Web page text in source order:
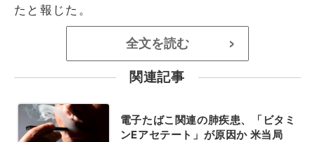
たと報じた。
全文を読む >
関連記事
電子たばこ関連の肺疾患、「ビタミ
ンEアセテート」が原因か 米当局